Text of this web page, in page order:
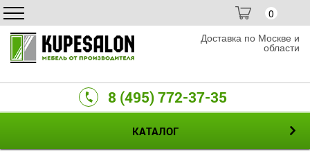
0
Доставка по Москве и
области
8 (495) 772-37-35
КАТАЛОГ